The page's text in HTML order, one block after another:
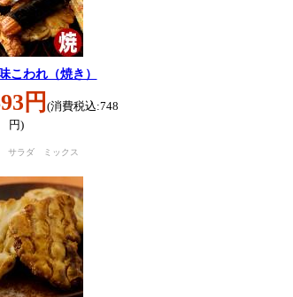
こわれ（焼き）
円 (消費税込:748
円)
ラダ ミックス